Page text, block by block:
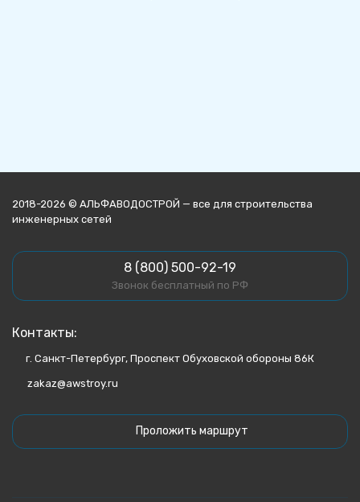
2018-2026 © АЛЬФАВОДОСТРОЙ — все для строительства
инженерных сетей
8 (800) 500-92-19
Звонок бесплатный по РФ
Контакты:
г. Санкт-Петербург, Проспект Обуховской обороны 86К
zakaz@awstroy.ru
Проложить маршрут